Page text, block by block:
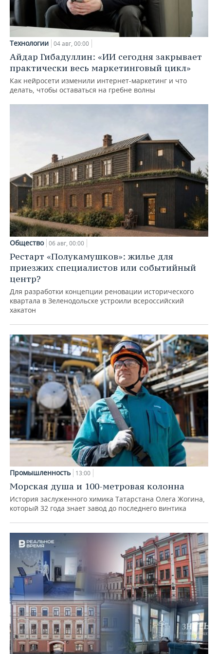
Технологии 04 авг, 00:00
Айдар Гибадуллин: «ИИ сегодня закрывает
практически весь маркетинговый цикл»
Как нейросети изменили интернет-маркетинг и что
делать, чтобы оставаться на гребне волны
Общество 06 авг, 00:00
Рестарт «Полукамушков»: жилье для
приезжих специалистов или событийный
центр?
Для разработки концепции реновации исторического
квартала в Зеленодольске устроили всероссийский
хакатон
Промышленность 13:00
Морская душа и 100-метровая колонна
История заслуженного химика Татарстана Олега Жогина,
который 32 года знает завод до последнего винтика